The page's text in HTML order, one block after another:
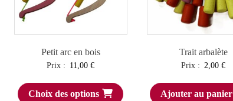
Petit arc en bois
Prix : 11,00€
Choix des options
Trait arbalète
Prix : 2,00€
Ajouter au panier